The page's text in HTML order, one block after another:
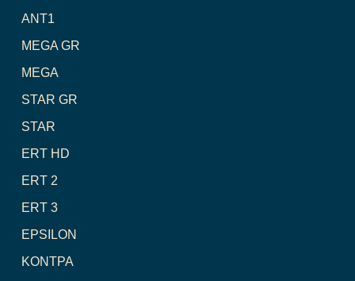
ANT1
MEGA GR
MEGA
STAR GR
STAR
ERT HD
ERT 2
ERT 3
EPSILON
ΚΟΝΤΡΑ